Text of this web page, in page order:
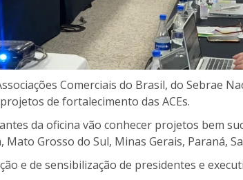
Comerciais do Brasil, do Sebrae
de fortalecimento das ACEs.
da oficina vão conhecer projetos bem
Grosso do Sul, Minas Gerais, Paraná,
e de sensibilização de presidentes e